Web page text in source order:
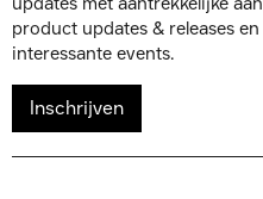
product updates & releases
interessante events.
Inschrijven